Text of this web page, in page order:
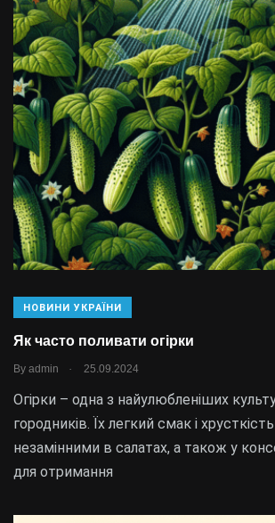
НОВИНИ УКРАЇНИ
Як часто поливати огірки
By admin . 25.09.2024
Огірки – одна з найулюбленіших
городників. Їх легкий смак і
незамінними в салатах, а також у
для отримання